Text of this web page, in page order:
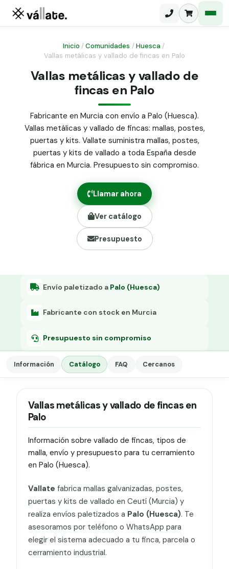
Malla ganadera
Malla simple torsión
Malla triple torsión
Panel malla H.
Puerta abatible dos hojas
Puerta acceso peatonal
Poste malla Hércules
Poste malla simple torsión
Alambre de espino galvanizado
Alambre liso galvanizado
Malla ocultación 70 g/m² verde
Abrazadera PVC malla H.
Grapa malla H.
Inicio /Comunidades / Huesca /
Vallas metálicas y vallado de fincas en Palo
Vallas metálicas y vallado de
fincas en Palo
Fabricante en Murcia con envío a Palo (Huesca).
Vallas metálicas y vallado de fincas: mallas, postes,
puertas y kits. Vallate suministra mallas, postes,
puertas y kits de vallado a toda España desde
fábrica en Murcia. Presupuesto sin compromiso.
Llamar ahora
Ver catálogo
Presupuesto
Envío paletizado a Palo (Huesca)
Fabricante con stock en Murcia
Presupuesto sin compromiso
Información Catálogo FAQ Cercanos
Vallas metálicas y vallado de fincas en
Palo
Información sobre vallado de fincas, tipos de
malla, envío y presupuesto para tu cerramiento
en Palo (Huesca).
Vallate fabrica mallas galvanizadas, postes,
puertas y kits de vallado en Ceutí (Murcia) y
realiza envíos paletizados a Palo (Huesca). Te
asesoramos por teléfono o WhatsApp para
elegir el sistema adecuado a tu finca, parcela o
cerramiento industrial.